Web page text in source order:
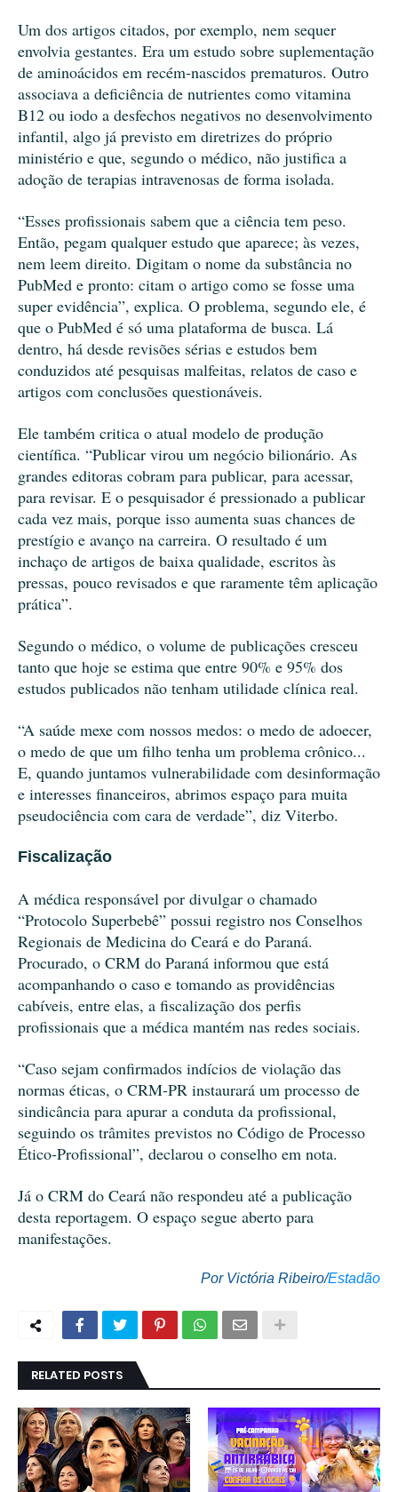
Um dos artigos citados, por exemplo, nem sequer
envolvia gestantes. Era um estudo sobre suplementação
de aminoácidos em recém-nascidos prematuros. Outro
associava a deficiência de nutrientes como vitamina
B12 ou iodo a desfechos negativos no desenvolvimento
infantil, algo já previsto em diretrizes do próprio
ministério e que, segundo o médico, não justifica a
adoção de terapias intravenosas de forma isolada.
“Esses profissionais sabem que a ciência tem peso.
Então, pegam qualquer estudo que aparece; às vezes,
nem leem direito. Digitam o nome da substância no
PubMed e pronto: citam o artigo como se fosse uma
super evidência”, explica. O problema, segundo ele, é
que o PubMed é só uma plataforma de busca. Lá
dentro, há desde revisões sérias e estudos bem
conduzidos até pesquisas malfeitas, relatos de caso e
artigos com conclusões questionáveis.
Ele também critica o atual modelo de produção
científica. “Publicar virou um negócio bilionário. As
grandes editoras cobram para publicar, para acessar,
para revisar. E o pesquisador é pressionado a publicar
cada vez mais, porque isso aumenta suas chances de
prestígio e avanço na carreira. O resultado é um
inchaço de artigos de baixa qualidade, escritos às
pressas, pouco revisados e que raramente têm aplicação
prática”.
Segundo o médico, o volume de publicações cresceu
tanto que hoje se estima que entre 90% e 95% dos
estudos publicados não tenham utilidade clínica real.
“A saúde mexe com nossos medos: o medo de adoecer,
o medo de que um filho tenha um problema crônico...
E, quando juntamos vulnerabilidade com desinformação
e interesses financeiros, abrimos espaço para muita
pseudociência com cara de verdade”, diz Viterbo.
Fiscalização
A médica responsável por divulgar o chamado
“Protocolo Superbebê” possui registro nos Conselhos
Regionais de Medicina do Ceará e do Paraná.
Procurado, o CRM do Paraná informou que está
acompanhando o caso e tomando as providências
cabíveis, entre elas, a fiscalização dos perfis
profissionais que a médica mantém nas redes sociais.
“Caso sejam confirmados indícios de violação das
normas éticas, o CRM-PR instaurará um processo de
sindicância para apurar a conduta da profissional,
seguindo os trâmites previstos no Código de Processo
Ético-Profissional”, declarou o conselho em nota.
Já o CRM do Ceará não respondeu até a publicação
desta reportagem. O espaço segue aberto para
manifestações.
Por Victória Ribeiro/Estadão
RELATED POSTS